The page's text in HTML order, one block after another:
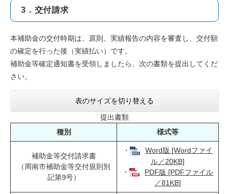
3．交付請求
本補助金の交付時期は、原則、実績報告の内容を審査し、交付額
の確定を行った後（実績払い）です。
補助金等確定通知書を受領しましたら、次の書類を提出してくだ
さい。
表のサイズを切り替える
提出書類
種別
様式等
補助金等交付請求書
（周南市補助金等交付規則別
記第9号）
・
Word版 [Wordファイ
ル／20KB]
・
PDF版 [PDFファイル
／81KB]